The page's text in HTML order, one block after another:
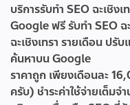
บริการรับทำ SEO ฉะเชิงเ
Google ฟรีรับทํา SEO ฉ
ฉะเชิงเทรา รายเดือน ปรับ
ค้นหาบน Google
ราคาถูก เพียงเดือนละ
ครับ) ชำระค่าใช้จ่ายเต็มจ